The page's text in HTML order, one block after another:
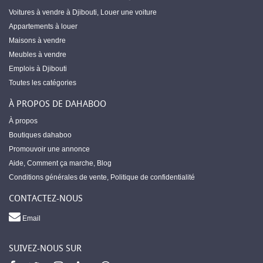
Voitures à vendre à Djibouti, Louer une voiture
Appartements à louer
Maisons à vendre
Meubles à vendre
Emplois à Djibouti
Toutes les catégories
À PROPOS DE DAHABOO
À propos
Boutiques dahaboo
Promouvoir une annonce
Aide, Comment ça marche, Blog
Conditions générales de vente, Politique de confidentialité
CONTACTEZ-NOUS
Email
SUIVEZ-NOUS SUR